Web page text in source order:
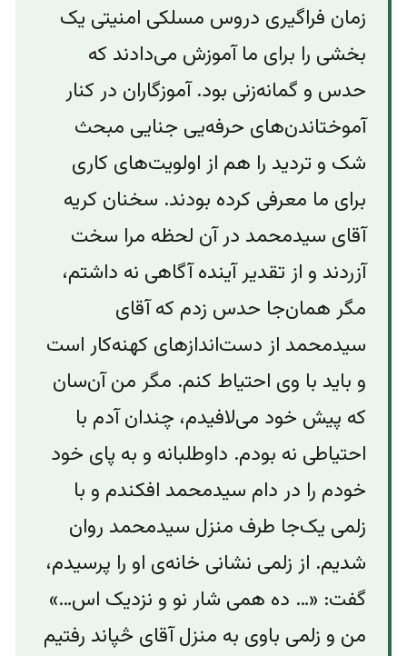
زمان فراگیری دروس مسلکی امنیتی یک
بخشی را برای ما آموزش می‌دادند که
حدس و گمانه‌زنی بود. آموزگاران در کنار
آموختاندن‌های حرفه‌‌یی جنایی مبحث
شک و تردید را هم از اولویت‌های کاری
برای ما معرفی کرده بودند. سخنان کریه
آقای سیدمحمد در آن لحظه مرا سخت
آزردند و از تقدیر آینده آگاهی نه داشتم،
مگر همان‌جا حدس زدم که آقای
سیدمحمد از دست‌اندازهای کهنه‌کار است
و باید با وی احتیاط کنم. مگر من آن‌سان
که پیش خود می‌لافیدم، چندان آدم با
احتیاطی نه بودم. داوطلبانه و به پای خود
خودم را در دام سیدمحمد افکندم و با
زلمی یک‌جا طرف منزل سیدمحمد روان
شدیم. از زلمی نشانی خانه‌ی او را پرسیدم،
گفت: «… ده همی شار نو و نزدیک اس…»
من و زلمی باوی به منزل آقای څپاند رفتیم